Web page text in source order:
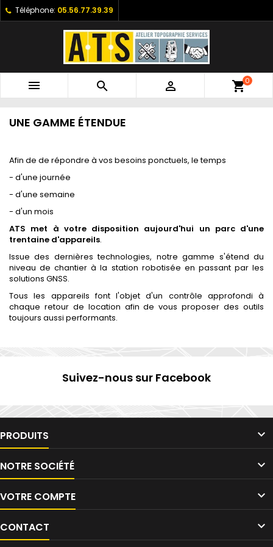
Téléphone: 05.56.77.39.39
   shopping_cart0
UNE GAMME ÉTENDUE
Afin de de répondre à vos besoins ponctuels, le temps
- d'une journée
- d'une semaine
- d'un mois
ATS met à votre disposition aujourd'hui un parc d'une
trentaine d'appareils.
Issue des dernières technologies, notre gamme s'étend du
niveau de chantier à la station robotisée en passant par les
solutions GNSS.
Tous les appareils font l'objet d'un contrôle approfondi à
chaque retour de location afin de vous proposer des outils
toujours aussi performants.
Suivez-nous sur Facebook
PRODUITS 
NOTRE SOCIÉTÉ 
VOTRE COMPTE 
CONTACT 